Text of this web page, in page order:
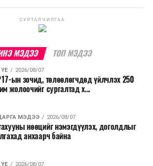
хязгаарлахаар болсон байна.
бусад хурал, зөвлөгөөн, ой,
өдөр, найр наадам, соёлын арга
төлөвлөсөн төрийн өндөр албан
томилолтоос бусад гадаад
гадаадын зочин хүлээн авах зардал;
шаардлагагүй тоног төхөөрөмж,
СУРТАЛЧИЛГАА
МЭДЭЭ ТОП МЭДЭЭ
ҮЕ 2026/08/07
ын зочид, төлөөлөгчдөд үйлчлэх 250
жолоочийг сургалтад х...
МЭДЭЭ 2026/08/07
нөөцийг нэмэгдүүлэх, доголдлыг
анхаарч байна
ҮЕ 2026/08/07